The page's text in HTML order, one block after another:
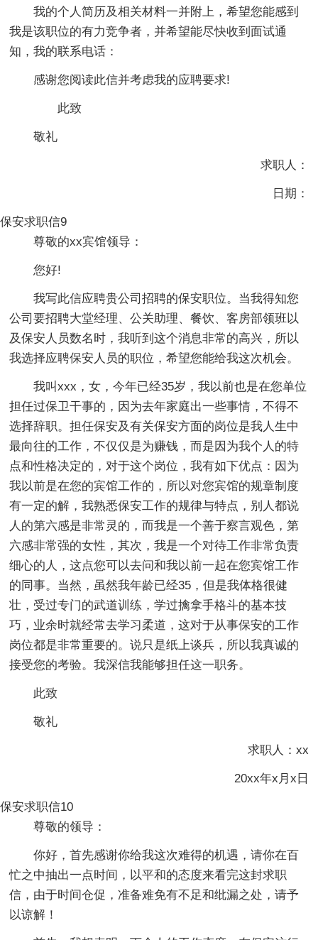
我的个人简历及相关材料一并附上，希望您能感到
我是该职位的有力竞争者，并希望能尽快收到面试通
知，我的联系电话：
感谢您阅读此信并考虑我的应聘要求!
此致
敬礼
求职人：
日期：
保安求职信9
尊敬的xx宾馆领导：
您好!
我写此信应聘贵公司招聘的保安职位。当我得知您
公司要招聘大堂经理、公关助理、餐饮、客房部领班以
及保安人员数名时，我听到这个消息非常的高兴，所以
我选择应聘保安人员的职位，希望您能给我这次机会。
我叫xxx，女，今年已经35岁，我以前也是在您单位
担任过保卫干事的，因为去年家庭出一些事情，不得不
选择辞职。担任保安及有关保安方面的岗位是我人生中
最向往的工作，不仅仅是为赚钱，而是因为我个人的特
点和性格决定的，对于这个岗位，我有如下优点：因为
我以前是在您的宾馆工作的，所以对您宾馆的规章制度
有一定的解，我熟悉保安工作的规律与特点，别人都说
人的第六感是非常灵的，而我是一个善于察言观色，第
六感非常强的女性，其次，我是一个对待工作非常负责
细心的人，这点您可以去问和我以前一起在您宾馆工作
的同事。当然，虽然我年龄已经35，但是我体格很健
壮，受过专门的武道训练，学过擒拿手格斗的基本技
巧，业余时就经常去学习柔道，这对于从事保安的工作
岗位都是非常重要的。说只是纸上谈兵，所以我真诚的
接受您的考验。我深信我能够担任这一职务。
此致
敬礼
求职人：xx
20xx年x月x日
保安求职信10
尊敬的领导：
你好，首先感谢你给我这次难得的机遇，请你在百
忙之中抽出一点时间，以平和的态度来看完这封求职
信，由于时间仓促，准备难免有不足和纰漏之处，请予
以谅解！